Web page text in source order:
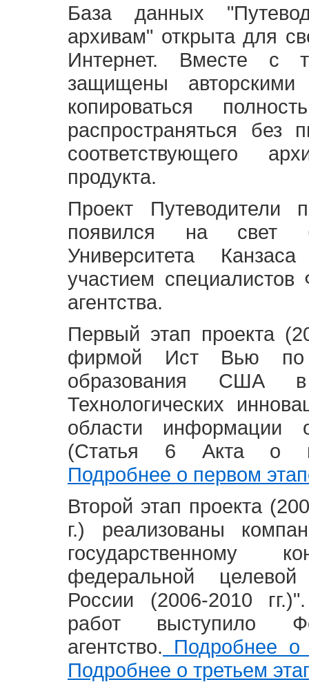
База данных
архивам" открыта для
Интернет. Вместе с
защищены
копироваться
распространяться без
соответствующего
продукта.
Проект Путеводители
появился на свет
Университета
участием специалистов
агентства.
Первый этап проекта
фирмой Ист Вью по
образования США
Технологических
области информации
(Статья 6 Акта о
Подробнее о первом
Второй этап проекта
г.) реализованы
государственному
федеральной
России (2006-2010
работ выступило
агентство. Подробнее о
Подробнее о третьем